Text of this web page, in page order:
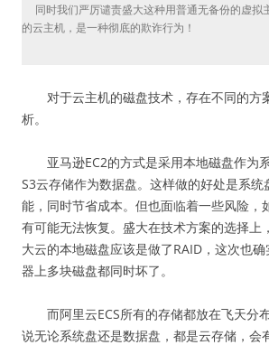
同时我们严厉谴责盛大这种用普通无备份的虚拟
的云主机，是一种彻底的欺诈行为！
对于云主机的磁盘技术，存在不同的方
析。
亚马逊EC2的方式是采用本地磁盘作为
S3云存储作为数据盘。这样做的好处是系统
能，同时节省成本。但也面临着一些风险，
有可能无法恢复。盛大在技术方案的选择上
大云的本地磁盘应该是做了RAID，这次也
器上多块磁盘都同时坏了。
而阿里云ECS所有的存储都放在飞天分
说无论系统盘还是数据盘，都是云存储，会